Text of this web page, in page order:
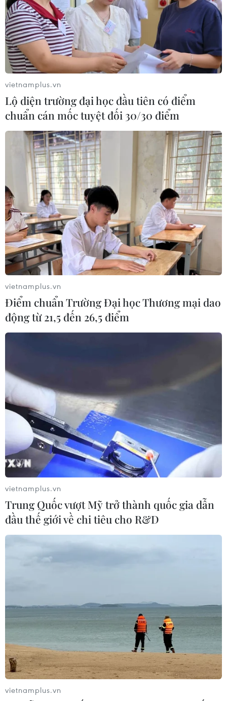
Cộng hòa Dân chủ Congo ghi nhận
hơn 300 trẻ em tử vong do Ebola
08/08/2026 15:21
Giao tranh dữ dội ở miền Tây Libya,
vietnamplus.vn
Lộ diện trường đại học đầu tiên có điểm
chuẩn cán mốc tuyệt đối 30/30 điểm
vietnamplus.vn
Điểm chuẩn Trường Đại học Thương mại dao
động từ 21,5 đến 26,5 điểm
vietnamplus.vn
Trung Quốc vượt Mỹ trở thành quốc gia dẫn
đầu thế giới về chi tiêu cho R&D
vietnamplus.vn